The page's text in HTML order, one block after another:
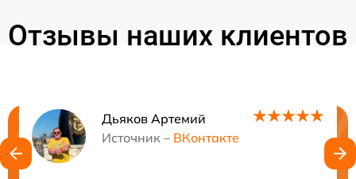
Отзывы наших клиентов
Дьяков Артемий
Источник – ВКонтакте
Нужна консультация?